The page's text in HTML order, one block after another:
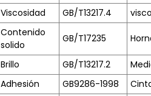
Viscosidad GB/T13217.4
Contenido
solido
GB/T17235
Brillo GB/T13217.2
Adhesión GB9286-1998